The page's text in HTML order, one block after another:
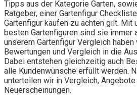
Tipps aus der Kategorie Garten,
Ratgeber, einer Gartenfigur
Gartenfigur kaufen zu achten gilt. Mit
besten Gartenfiguren sind sie immer
unserem Gartenfigur Vergleich
Bewertungen und Vergleich in die
Dabei entstehen gleichzeitig auch
alle Kundenwünsche erfüllt werden.
unterteilen wir in Vergleich,
Neuerscheinungen.